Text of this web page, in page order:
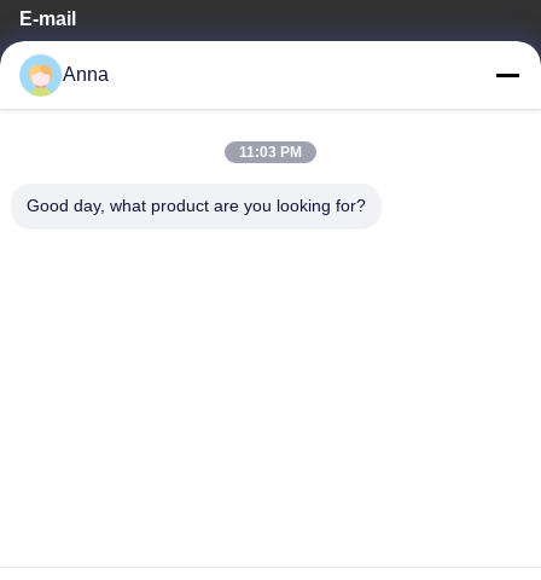
E-mail
wfmbeide@163.com
Notre adresse
Anna
11:03 PM
Good day, what product are you looking for?